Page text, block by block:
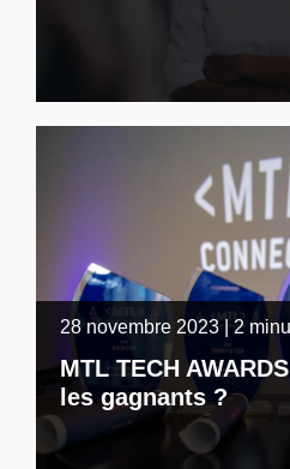
28 novembre 2023 | 2
MTL TECH
les gagnants ?